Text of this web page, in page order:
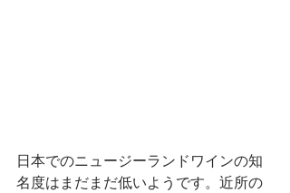
日本でのニュージーランドワインの知
名度はまだまだ低いようです。近所の